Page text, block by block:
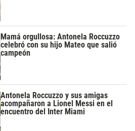
Mamá orgullosa: Antonela Roccuzzo
celebró con su hijo Mateo que salió
campeón
Antonela Roccuzzo y sus amigas
acompañaron a Lionel Messi en el
encuentro del Inter Miami